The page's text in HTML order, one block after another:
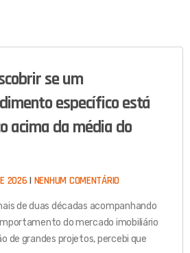
se um
específico está
acima da média do
2026 NENHUM COMENTÁRIO
de duas décadas acompanhando
do mercado imobiliário
de grandes projetos, percebi que